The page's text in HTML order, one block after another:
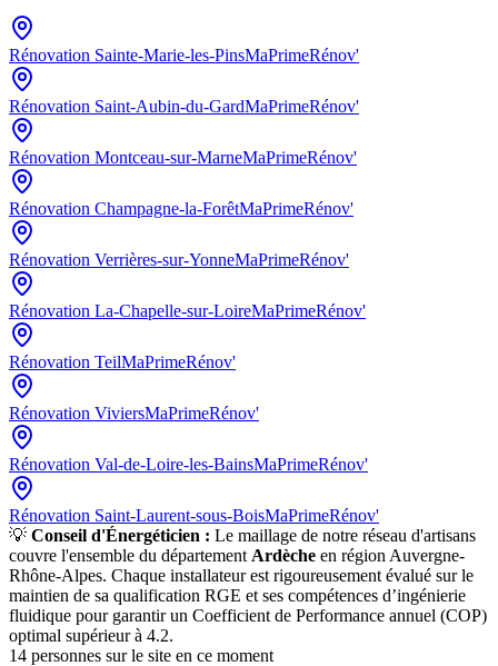
Rénovation Sainte-Marie-les-PinsMaPrimeRénov'
Rénovation Saint-Aubin-du-GardMaPrimeRénov'
Rénovation Montceau-sur-MarneMaPrimeRénov'
Rénovation Champagne-la-ForêtMaPrimeRénov'
Rénovation Verrières-sur-YonneMaPrimeRénov'
Rénovation La-Chapelle-sur-LoireMaPrimeRénov'
Rénovation TeilMaPrimeRénov'
Rénovation ViviersMaPrimeRénov'
Rénovation Val-de-Loire-les-BainsMaPrimeRénov'
Rénovation Saint-Laurent-sous-BoisMaPrimeRénov'
💡 Conseil d'Énergéticien : Le maillage de notre réseau d'artisans
couvre l'ensemble du département Ardèche en région Auvergne-
Rhône-Alpes. Chaque installateur est rigoureusement évalué sur le
maintien de sa qualification RGE et ses compétences d’ingénierie
fluidique pour garantir un Coefficient de Performance annuel (COP)
optimal supérieur à 4.2.
14 personnes sur le site en ce moment